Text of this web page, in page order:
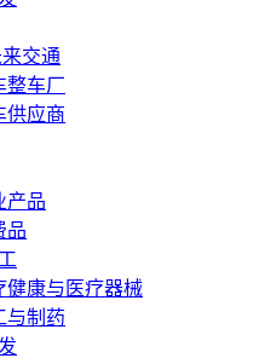
交通
整车厂
供应商
产品
品
健康与医疗器械
与制药